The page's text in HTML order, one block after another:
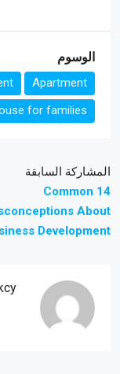
الوسوم
Apartment
for families
المشاركة السابقة
14 Common
About
Development